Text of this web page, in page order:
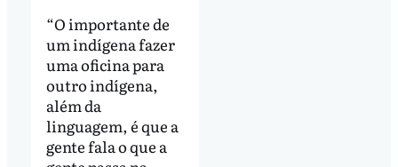
“O importante de
um indígena fazer
uma oficina para
outro indígena,
além da
linguagem, é que a
gente fala o que a